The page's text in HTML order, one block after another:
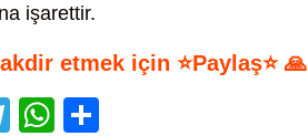
işarettir.
etmek için ⭐Paylaş⭐ 🙏
T
W